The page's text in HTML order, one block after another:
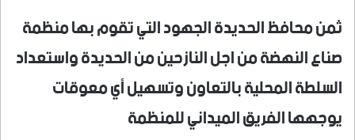
ثمن محافظ الحديدة الجهود التي تقوم بها منظمة
صناع النهضة من اجل النازحين من الحديدة واستعداد
السلطة المحلية بالتعاون وتسهيل أي معوقات
يوجهها الفريق الميداني للمنظمة